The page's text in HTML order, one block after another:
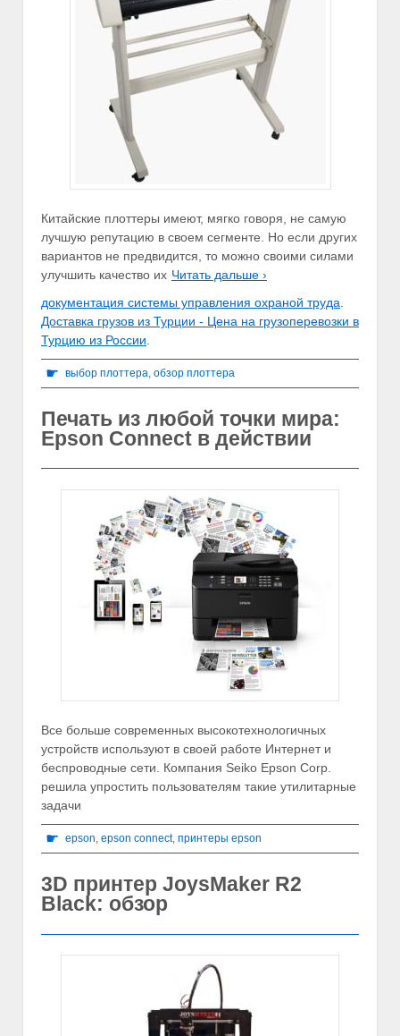
Китайские плоттеры имеют, мягко говоря, не самую
лучшую репутацию в своем сегменте. Но если других
вариантов не предвидится, то можно своими силами
улучшить качество их Читать дальше ›
документация системы управления охраной труда
Доставка грузов из Турции - Цена на грузоперевозки в
Турцию из России
☛ выбор плоттера, обзор плоттера
Печать из любой точки мира:
Epson Connect в действии
Все больше современных высокотехнологичных
устройств используют в своей работе Интернет и
беспроводные сети. Компания Seiko Epson Corp.
решила упростить пользователям такие утилитарные
задачи
☛ epson, epson connect, принтеры epson
3D принтер JoysMaker R2
Black: обзор